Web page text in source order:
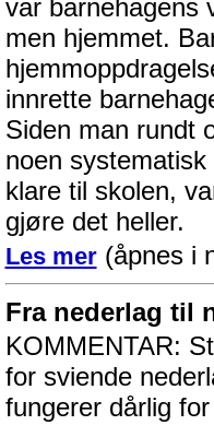
var barnehagens
men hjemmet.
innrette
Siden man rundt
noen
klare til skolen,
gjøre det heller.
Les mer(åpnes i
Fra nederlag til
KOMMENTAR:
for sviende
fungerer dårlig